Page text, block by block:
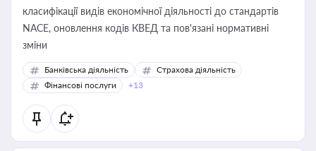
класифікації видів економічної діяльності до стандартів
NACE, оновлення кодів КВЕД та пов'язані нормативні
зміни
Банківська діяльність
Страхова діяльність
Фінансові послуги
+13